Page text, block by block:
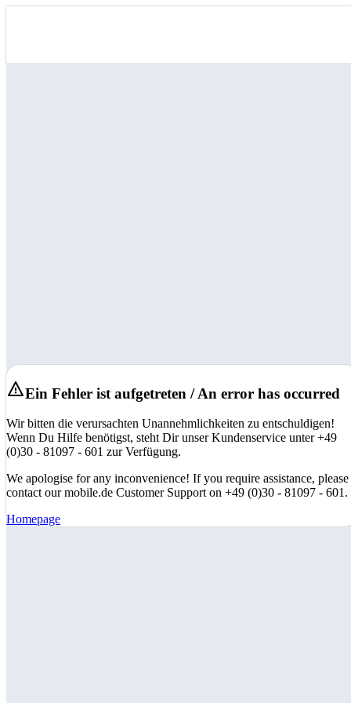
Ein Fehler ist aufgetreten / An error has occurred
Wir bitten die verursachten Unannehmlichkeiten zu entschuldigen!
Wenn Du Hilfe benötigst, steht Dir unser Kundenservice unter +49
(0)30 - 81097 - 601 zur Verfügung.
We apologise for any inconvenience! If you require assistance, please
contact our mobile.de Customer Support on +49 (0)30 - 81097 - 601.
Homepage